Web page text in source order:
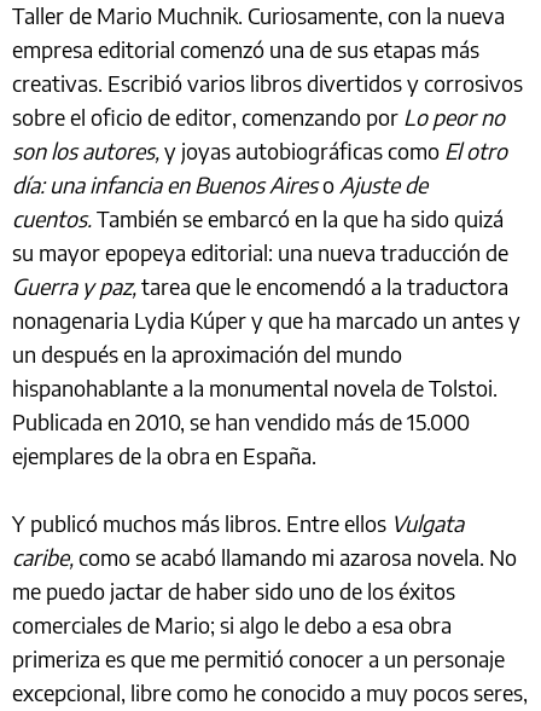
Taller de Mario Muchnik. Curiosamente, con la nueva
empresa editorial comenzó una de sus etapas más
creativas. Escribió varios libros divertidos y corrosivos
sobre el oficio de editor, comenzando por Lo peor no
son los autores,y joyas autobiográficas como El otro
día: una infancia en Buenos Aireso Ajuste de
cuentos.También se embarcó en la que ha sido quizá
su mayor epopeya editorial: una nueva traducción de
Guerra y paz,tarea que le encomendó a la traductora
nonagenaria Lydia Kúper y que ha marcado un antes y
un después en la aproximación del mundo
hispanohablante a la monumental novela de Tolstoi.
Publicada en 2010, se han vendido más de 15.000
ejemplares de la obra en España.
Y publicó muchos más libros. Entre ellos Vulgata
caribe,como se acabó llamando mi azarosa novela. No
me puedo jactar de haber sido uno de los éxitos
comerciales de Mario; si algo le debo a esa obra
primeriza es que me permitió conocer a un personaje
excepcional, libre como he conocido a muy pocos seres,